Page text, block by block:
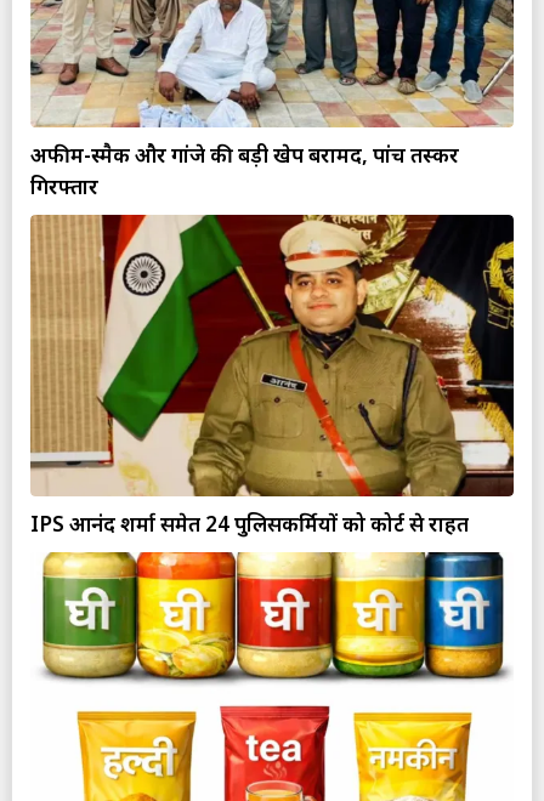
अफीम-स्मैक और गांजे की बड़ी खेप बरामद, पांच तस्कर
गिरफ्तार
IPS आनंद शर्मा समेत 24 पुलिसकर्मियों को कोर्ट से राहत